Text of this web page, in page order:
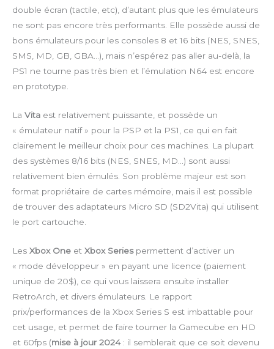
double écran (tactile, etc), d’autant plus que les émulateurs
ne sont pas encore très performants. Elle possède aussi de
bons émulateurs pour les consoles 8 et 16 bits (NES, SNES,
SMS, MD, GB, GBA…), mais n’espérez pas aller au-delà, la
PS1 ne tourne pas très bien et l’émulation N64 est encore
en prototype.
La Vita est relativement puissante, et possède un
« émulateur natif » pour la PSP et la PS1, ce qui en fait
clairement le meilleur choix pour ces machines. La plupart
des systèmes 8/16 bits (NES, SNES, MD…) sont aussi
relativement bien émulés. Son problème majeur est son
format propriétaire de cartes mémoire, mais il est possible
de trouver des adaptateurs Micro SD (SD2Vita) qui utilisent
le port cartouche.
Les Xbox One et Xbox Seriespermettent d’activer un
« mode développeur » en payant une licence (paiement
unique de 20$), ce qui vous laissera ensuite installer
RetroArch, et divers émulateurs. Le rapport
prix/performances de la Xbox Series S est imbattable pour
cet usage, et permet de faire tourner la Gamecube en HD
et 60fps (mise à jour 2024: il semblerait que ce soit devenu